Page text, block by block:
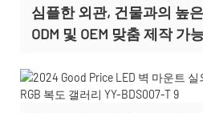
심플한 외관, 건물과의 높
ODM 및 OEM 맞춤 제작 가